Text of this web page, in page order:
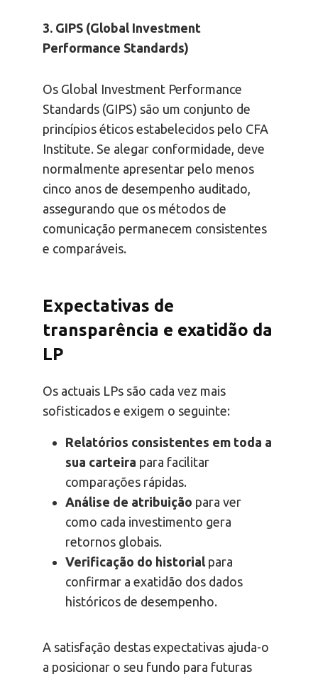
3. GIPS (Global Investment
Performance Standards)
Os Global Investment Performance
Standards (GIPS) são um conjunto de
princípios éticos estabelecidos pelo CFA
Institute. Se alegar conformidade, deve
normalmente apresentar pelo menos
cinco anos de desempenho auditado,
assegurando que os métodos de
comunicação permanecem consistentes
e comparáveis.
Expectativas de
transparência e exatidão da
LP
Os actuais LPs são cada vez mais
sofisticados e exigem o seguinte:
Relatórios consistentes em toda a
sua carteira para facilitar
comparações rápidas.
Análise de atribuição para ver
como cada investimento gera
retornos globais.
Verificação do historial para
confirmar a exatidão dos dados
históricos de desempenho.
A satisfação destas expectativas ajuda-o
a posicionar o seu fundo para futuras